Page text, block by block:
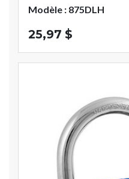
Modèle : 875DLH
25,97 $